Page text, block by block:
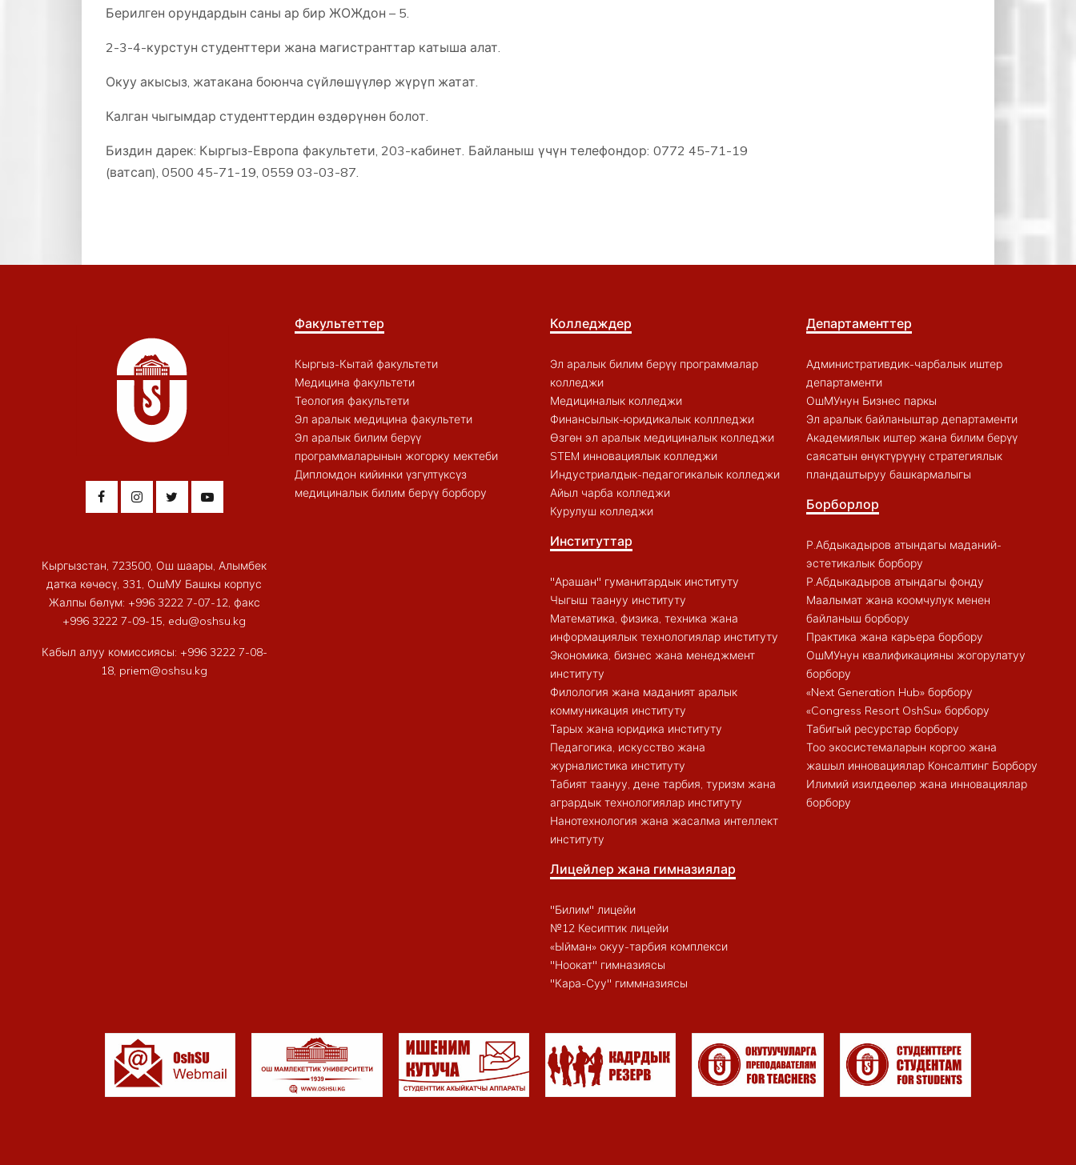
Берилген орундардын саны ар бир ЖОЖдон – 5.
2-3-4-курстун студенттери жана магистранттар катыша алат.
Окуу акысыз, жатакана боюнча сүйлөшүүлөр жүрүп жатат.
Калган чыгымдар студенттердин өздөрүнөн болот.
Биздин дарек: Кыргыз-Европа факультети, 203-кабинет. Байланыш үчүн телефондор: 0772 45-71-19
(ватсап), 0500 45-71-19, 0559 03-03-87.
Кыргызстан, 723500, Ош шаары, Алымбек
датка көчөсү, 331, ОшМУ Башкы корпус
Жалпы бөлүм: +996 3222 7-07-12, факс
+996 3222 7-09-15, edu@oshsu.kg
Кабыл алуу комиссиясы: +996 3222 7-08-
18, priem@oshsu.kg
Факультеттер
Кыргыз-Кытай факультети
Медицина факультети
Теология факультети
Эл аралык медицина факультети
Эл аралык билим берүү
программаларынын жогорку мектеби
Дипломдон кийинки үзгүлтүксүз
медициналык билим берүү борбору
Колледждер
Эл аралык билим берүү программалар
колледжи
Медициналык колледжи
Финансылык-юридикалык коллледжи
Өзгөн эл аралык медициналык колледжи
STEM инновациялык колледжи
Индустриалдык-педагогикалык колледжи
Айыл чарба колледжи
Курулуш колледжи
Институттар
"Арашан" гуманитардык институту
Чыгыш таануу институту
Математика, физика, техника жана
информациялык технологиялар институту
Экономика, бизнес жана менеджмент
институту
Филология жана маданият аралык
коммуникация институту
Тарых жана юридика институту
Педагогика, искусство жана
журналистика институту
Табият таануу, дене тарбия, туризм жана
агрардык технологиялар институту
Нанотехнология жана жасалма интеллект
институту
Лицейлер жана гимназиялар
"Билим" лицейи
№12 Кесиптик лицейи
«Ыйман» окуу-тарбия комплекси
"Ноокат" гимназиясы
"Кара-Суу" гиммназиясы
Департаменттер
Административдик-чарбалык иштер
департаменти
ОшМУнун Бизнес паркы
Эл аралык байланыштар департаменти
Академиялык иштер жана билим берүү
саясатын өнүктүрүүнү стратегиялык
пландаштыруу башкармалыгы
Борборлор
Р.Абдыкадыров атындагы маданий-
эстетикалык борбору
Р.Абдыкадыров атындагы фонду
Маалымат жана коомчулук менен
байланыш борбору
Практика жана карьера борбору
ОшМУнун квалификацияны жогорулатуу
борбору
«Next Generation Hub» борбору
«Congress Resort OshSu» борбору
Табигый ресурстар борбору
Тоо экосистемаларын коргоо жана
жашыл инновациялар Консалтинг Борбору
Илимий изилдөөлөр жана инновациялар
борбору